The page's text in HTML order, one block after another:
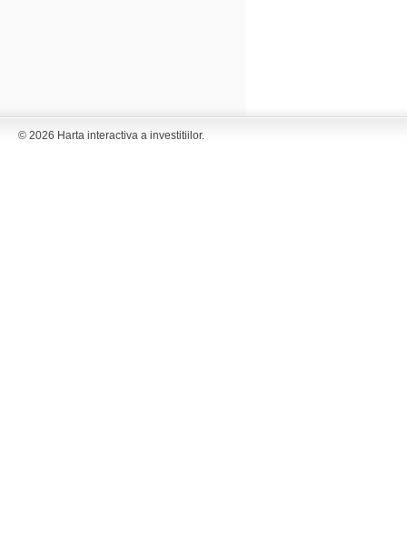
© 2026 Harta interactiva a investitiilor.